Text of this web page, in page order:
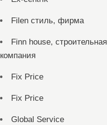
Filen стиль, фирма
Finn house, строительная
компания
Fix Price
Fix Price
Global Service